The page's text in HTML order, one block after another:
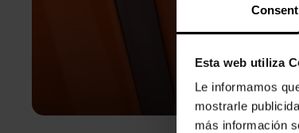
Esta web utiliza
Le informamos
mostrarle
más información